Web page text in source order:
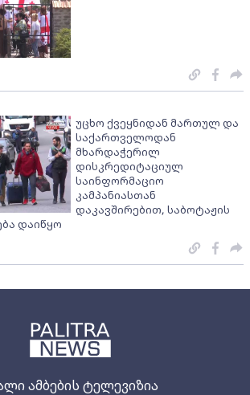
ამბების ტელევიზია
უცხო ქვეყნიდან მართულ და
საქართველოდან
მხარდაჭერილ
დისკრედიტაციულ
საინფორმაციო
კამპანიასთან
დაკავშირებით, საბოტაჟის
დაიწყო